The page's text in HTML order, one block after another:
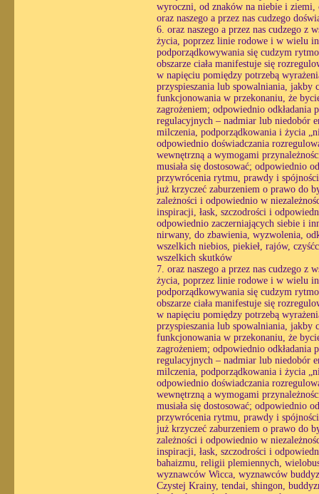
wyroczni, od znaków na niebie i
oraz naszego a przez nas cudzego
6. oraz naszego a przez nas cudzego
życia, poprzez linie rodowe i w wielu
podporządkowywania się cudzym
obszarze ciała manifestuje się
w napięciu pomiędzy potrzebą
przyspieszania lub spowalniania, jakby
funkcjonowania w przekonaniu, że
zagrożeniem; odpowiednio odkładania
regulacyjnych – nadmiar lub niedobór
milczenia, podporządkowania i życia
odpowiednio doświadczania
wewnętrzną a wymogami
musiała się dostosować; odpowiednio
przywrócenia rytmu, prawdy i
już krzyczeć zaburzeniem o prawo do
zależności i odpowiednio w
inspiracji, łask, szczodrości i
odpowiednio zaczerniających siebie i
nirwany, do zbawienia, wyzwolenia,
wszelkich niebios, piekieł, rajów,
wszelkich skutków
7. oraz naszego a przez nas cudzego
życia, poprzez linie rodowe i w wielu
podporządkowywania się cudzym
obszarze ciała manifestuje się
w napięciu pomiędzy potrzebą
przyspieszania lub spowalniania, jakby
funkcjonowania w przekonaniu, że
zagrożeniem; odpowiednio odkładania
regulacyjnych – nadmiar lub niedobór
milczenia, podporządkowania i życia
odpowiednio doświadczania
wewnętrzną a wymogami
musiała się dostosować; odpowiednio
przywrócenia rytmu, prawdy i
już krzyczeć zaburzeniem o prawo do
zależności i odpowiednio w
inspiracji, łask, szczodrości i
bahaizmu, religii plemiennych,
wyznawców Wicca, wyznawców
Czystej Krainy, tendai, shingon,